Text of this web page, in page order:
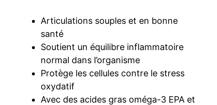
Articulations souples et en bonne
santé
Soutient un équilibre inflammatoire
normal dans l’organisme
Protège les cellules contre le stress
oxydatif
Avec des acides gras oméga-3 EPA et